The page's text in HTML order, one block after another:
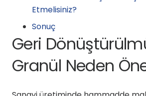
Etmelisiniz?
Sonuç
Geri
Granül Neden